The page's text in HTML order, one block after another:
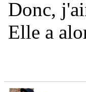
Donc,
Elle a